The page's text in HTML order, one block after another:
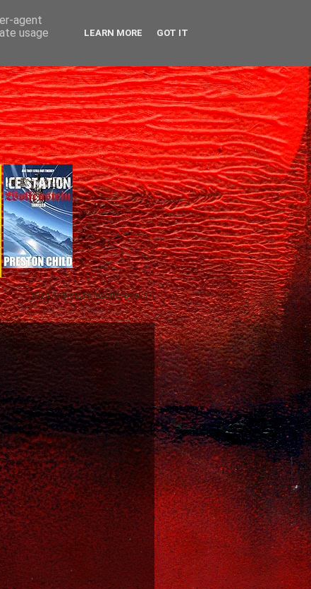
Gică Andreica's favorite books »
agent
usage
LEARN MORE GOT IT